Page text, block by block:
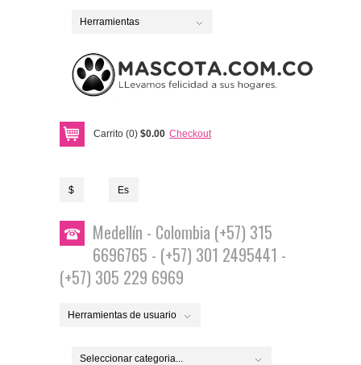
Herramientas
Carrito (0) $0.00 Checkout
$ Es
Medellín - Colombia (+57) 315
6696765 - (+57) 301 2495441 -
(+57) 305 229 6969
Herramientas de usuario
Seleccionar categoria...